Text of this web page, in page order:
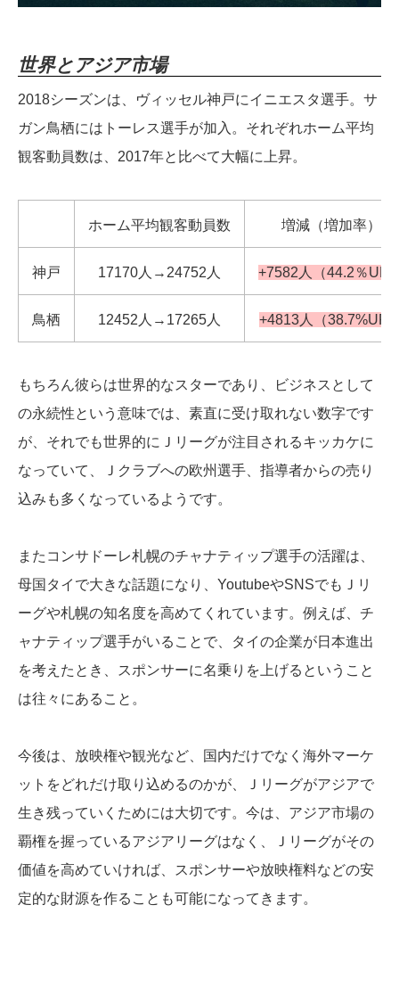
世界とアジア市場
2018シーズンは、ヴィッセル神戸にイニエスタ選手。サ
ガン鳥栖にはトーレス選手が加入。それぞれホーム平均
観客動員数は、2017年と比べて大幅に上昇。
ホーム平均観客動員数 増減（増加率）
神戸 17170人→24752人 +7582人（44.2％UP
鳥栖 12452人→17265人 +4813人（38.7%UP
もちろん彼らは世界的なスターであり、ビジネスとして
の永続性という意味では、素直に受け取れない数字です
が、それでも世界的にＪリーグが注目されるキッカケに
なっていて、Ｊクラブへの欧州選手、指導者からの売り
込みも多くなっているようです。
またコンサドーレ札幌のチャナティップ選手の活躍は、
母国タイで大きな話題になり、YoutubeやSNSでもＪリ
ーグや札幌の知名度を高めてくれています。例えば、チ
ャナティップ選手がいることで、タイの企業が日本進出
を考えたとき、スポンサーに名乗りを上げるということ
は往々にあること。
今後は、放映権や観光など、国内だけでなく海外マーケ
ットをどれだけ取り込めるのかが、Ｊリーグがアジアで
生き残っていくためには大切です。今は、アジア市場の
覇権を握っているアジアリーグはなく、Ｊリーグがその
価値を高めていければ、スポンサーや放映権料などの安
定的な財源を作ることも可能になってきます。